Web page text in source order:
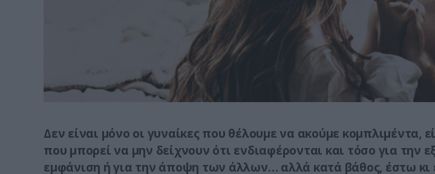
Δεν είναι μόνο οι γυναίκες που θέλουμε να ακούμε κομπλιμέντα,
που μπορεί να μην δείχνουν ότι ενδιαφέρονται και τόσο για την
εμφάνιση ή για την άποψη των άλλων… αλλά κατά βάθος, έστω κι